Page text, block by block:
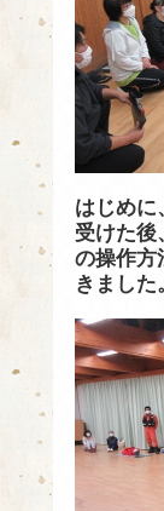
はじめに
受けた後
の操作方
きました